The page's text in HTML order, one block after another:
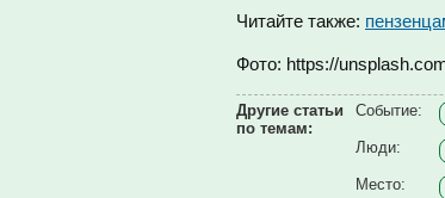
Читайте также:
Фото: https://
Другие статьи
по темам:
Событие:
Люди:
Место: